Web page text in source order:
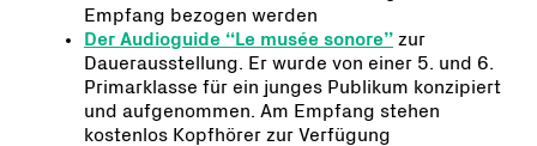
Empfang bezogen werden
Der Audioguide “Le musée sonore” zur
Dauerausstellung. Er wurde von einer 5. und 6.
Primarklasse für ein junges Publikum konzipiert
und aufgenommen. Am Empfang stehen
kostenlos Kopfhörer zur Verfügung